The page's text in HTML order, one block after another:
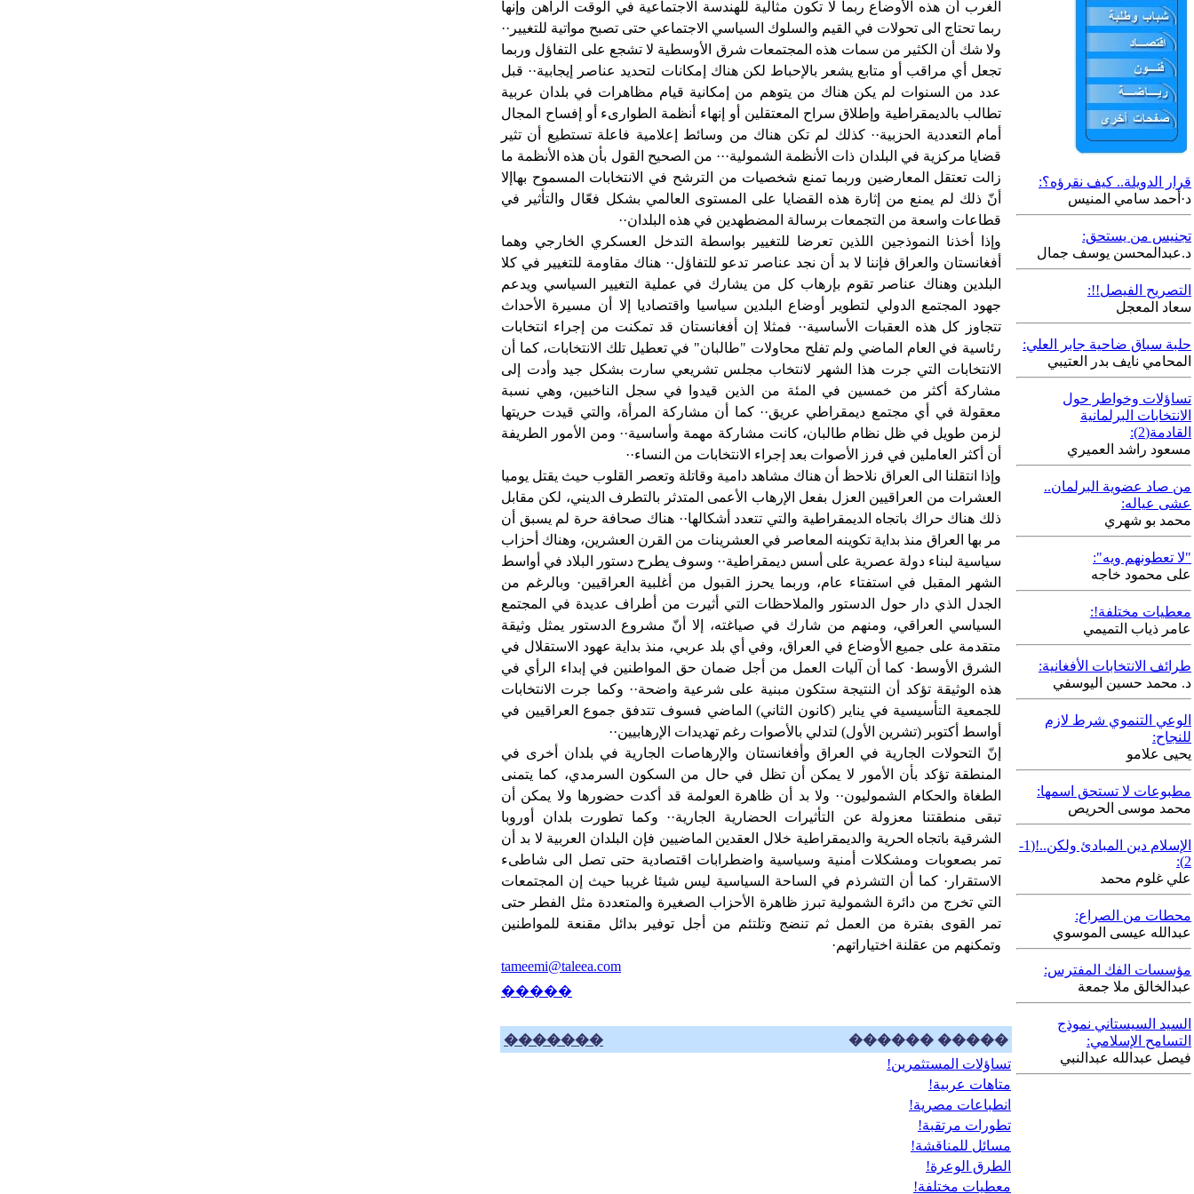
الغرب أن هذه الأوضاع ربما لا تكون مثالية للهندسة الاجتماعية في الوقت الراهن وإنها
ربما تحتاج الى تحولات في القيم والسلوك السياسي الاجتماعي حتى تصبح مواتية للتغيير··
ولا شك أن الكثير من سمات هذه المجتمعات شرق الأوسطية لا تشجع على التفاؤل وربما
تجعل أي مراقب أو متابع يشعر بالإحباط لكن هناك إمكانات لتحديد عناصر إيجابية·· قبل
عدد من السنوات لم يكن هناك من يتوهم من إمكانية قيام مظاهرات في بلدان عربية
تطالب بالديمقراطية وإطلاق سراح المعتقلين أو إنهاء أنظمة الطوارىء أو إفساح المجال
أمام التعددية الحزبية·· كذلك لم تكن هناك من وسائط إعلامية فاعلة تستطيع أن تثير
قضايا مركزية في البلدان ذات الأنظمة الشمولية··· من الصحيح القول بأن هذه الأنظمة ما
زالت تعتقل المعارضين وربما تمنع شخصيات من الترشح في الانتخابات المسموح بهاإلا
أنّ ذلك لم يمنع من إثارة هذه القضايا على المستوى العالمي بشكل فعّال والتأثير في
قطاعات واسعة من التجمعات برسالة المضطهدين في هذه البلدان··
وإذا أخذنا النموذجين اللذين تعرضا للتغيير بواسطة التدخل العسكري الخارجي وهما
أفغانستان والعراق فإننا لا بد أن نجد عناصر تدعو للتفاؤل·· هناك مقاومة للتغيير في كلا
البلدين وهناك عناصر تقوم بإرهاب كل من يشارك في عملية التغيير السياسي ويدعم
جهود المجتمع الدولي لتطوير أوضاع البلدين سياسيا واقتصاديا إلا أن مسيرة الأحداث
تتجاوز كل هذه العقبات الأساسية·· فمثلا إن أفغانستان قد تمكنت من إجراء انتخابات
رئاسية في العام الماضي ولم تفلح محاولات "طالبان" في تعطيل تلك الانتخابات، كما أن
الانتخابات التي جرت هذا الشهر لانتخاب مجلس تشريعي سارت بشكل جيد وأدت إلى
مشاركة أكثر من خمسين في المئة من الذين قيدوا في سجل الناخبين، وهي نسبة
معقولة في أي مجتمع ديمقراطي عريق·· كما أن مشاركة المرأة، والتي قيدت حريتها
لزمن طويل في ظل نظام طالبان، كانت مشاركة مهمة وأساسية·· ومن الأمور الطريفة
أن أكثر العاملين في فرز الأصوات بعد إجراء الانتخابات من النساء··
وإذا انتقلنا الى العراق نلاحظ أن هناك مشاهد دامية وقاتلة وتعصر القلوب حيث يقتل يوميا
العشرات من العراقيين العزل بفعل الإرهاب الأعمى المتدثر بالتطرف الديني، لكن مقابل
ذلك هناك حراك باتجاه الديمقراطية والتي تتعدد أشكالها·· هناك صحافة حرة لم يسبق أن
مر بها العراق منذ بداية تكوينه المعاصر في العشرينات من القرن العشرين، وهناك أحزاب
سياسية لبناء دولة عصرية على أسس ديمقراطية·· وسوف يطرح دستور البلاد في أواسط
الشهر المقبل في استفتاء عام، وربما يحرز القبول من أغلبية العراقيين· وبالرغم من
الجدل الذي دار حول الدستور والملاحظات التي أثيرت من أطراف عديدة في المجتمع
السياسي العراقي، ومنهم من شارك في صياغته، إلا أنّ مشروع الدستور يمثل وثيقة
متقدمة على جميع الأوضاع في العراق، وفي أي بلد عربي، منذ بداية عهود الاستقلال في
الشرق الأوسط· كما أن آليات العمل من أجل ضمان حق المواطنين في إبداء الرأي في
هذه الوثيقة تؤكد أن النتيجة ستكون مبنية على شرعية واضحة·· وكما جرت الانتخابات
للجمعية التأسيسية في يناير (كانون الثاني) الماضي فسوف تتدفق جموع العراقيين في
أواسط أكتوبر (تشرين الأول) لتدلي بالأصوات رغم تهديدات الإرهابيين··
إنّ التحولات الجارية في العراق وأفغانستان والإرهاصات الجارية في بلدان أخرى في
المنطقة تؤكد بأن الأمور لا يمكن أن تظل في حال من السكون السرمدي، كما يتمنى
الطغاة والحكام الشموليون·· ولا بد أن ظاهرة العولمة قد أكدت حضورها ولا يمكن أن
تبقى منطقتنا معزولة عن التأثيرات الحضارية الجارية·· وكما تطورت بلدان أوروبا
الشرقية باتجاه الحرية والديمقراطية خلال العقدين الماضيين فإن البلدان العربية لا بد أن
تمر بصعوبات ومشكلات أمنية وسياسية واضطرابات اقتصادية حتى تصل الى شاطىء
الاستقرار· كما أن التشرذم في الساحة السياسية ليس شيئا غريبا حيث إن المجتمعات
التي تخرج من دائرة الشمولية تبرز ظاهرة الأحزاب الصغيرة والمتعددة مثل الفطر حتى
تمر القوى بفترة من العمل ثم تنضج وتلتئم من أجل توفير بدائل مقنعة للمواطنين
وتمكنهم من عقلنة اختياراتهم·
tameemi@taleea.com
�����
�������
������ �����
تساؤلات المستثمرين!
متاهات عربية!
انطباعات مصرية!
تطورات مرتقبة!
مسائل للمناقشة!
الطرق الوعرة!
معطيات مختلفة!
قرار الدويلة.. كيف نقرؤه؟:
د·أحمد سامي المنيس
تجنيس من يستحق:
د.عبدالمحسن يوسف جمال
التصريح الفيصل!!:
سعاد المعجل
حلبة سباق ضاحية جابر العلي:
المحامي نايف بدر العتيبي
تساؤلات وخواطر حول
الانتخابات البرلمانية
القادمة(2):
مسعود راشد العميري
من صاد عضوية البرلمان..
عشى عياله:
محمد بو شهري
"لا تعطونهم ويه":
على محمود خاجه
معطيات مختلفة!:
عامر ذياب التميمي
طرائف الانتخابات الأفغانية:
د. محمد حسين اليوسفي
الوعي التنموي شرط لازم
للنجاح:
يحيى علامو
مطبوعات لا تستحق اسمها:
محمد موسى الحريص
الإسلام دين المبادئ ولكن..!(1-
2):
علي غلوم محمد
محطات من الصراع:
عبدالله عيسى الموسوي
مؤسسات الفك المفترس:
عبدالخالق ملا جمعة
السيد السيستاني نموذج
التسامح الإسلامي:
فيصل عبدالله عبدالنبي